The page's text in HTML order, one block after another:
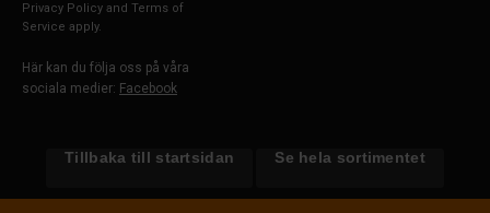
Privacy Policy and Terms of
Service apply.
Här kan du följa oss på våra
sociala medier: Facebook
Tillbaka till startsidan Se hela sortimentet